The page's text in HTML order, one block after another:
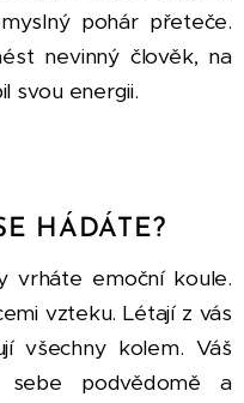
pohár přeteče.
nevinný člověk, na
svou energii.
HÁDÁTE?
vrháte emoční koule.
vzteku. Létají z vás
všechny kolem. Váš
podvědomě a